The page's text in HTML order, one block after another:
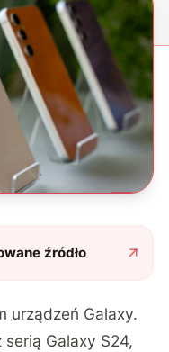
źródło
urządzeń Galaxy.
Galaxy S24,